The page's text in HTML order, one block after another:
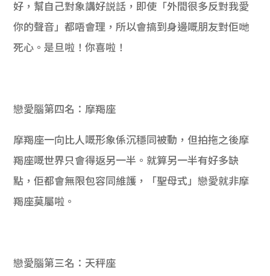
好，幫自己對象講好説話，即使「外間很多反對我愛
你的聲音」都唔會理，所以會搞到身邊嘅朋友對佢哋
死心。是旦啦！你喜啦！
戀愛腦第四名：摩羯座
摩羯座一向比人嘅形象係沉穩同被動，但拍拖之後摩
羯座嘅世界只會得返另一半。就算另一半有好多缺
點，佢都會無限包容同維護，「聖母式」戀愛就非摩
羯座莫屬啦。
戀愛腦第三名：天秤座